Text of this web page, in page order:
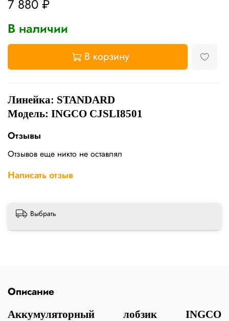
7 880 ₽
В наличии
В корзину
Линейка: STANDARD
Модель: INGCO CJSLI8501
Отзывы
Отзывов еще никто не оставлял
Написать отзыв
Выбрать
Описание
Аккумуляторный лобзик INGCO